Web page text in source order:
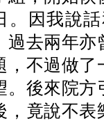
。因我說
過去兩年亦
，不過做
。後來院方
，竟說不表